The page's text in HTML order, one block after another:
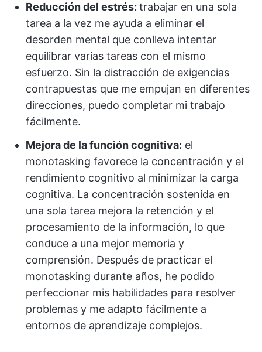
Reducción del estrés: trabajar en una sola
tarea a la vez me ayuda a eliminar el
desorden mental que conlleva intentar
equilibrar varias tareas con el mismo
esfuerzo. Sin la distracción de exigencias
contrapuestas que me empujan en diferentes
direcciones, puedo completar mi trabajo
fácilmente.
Mejora de la función cognitiva: el
monotasking favorece la concentración y el
rendimiento cognitivo al minimizar la carga
cognitiva. La concentración sostenida en
una sola tarea mejora la retención y el
procesamiento de la información, lo que
conduce a una mejor memoria y
comprensión. Después de practicar el
monotasking durante años, he podido
perfeccionar mis habilidades para resolver
problemas y me adapto fácilmente a
entornos de aprendizaje complejos.